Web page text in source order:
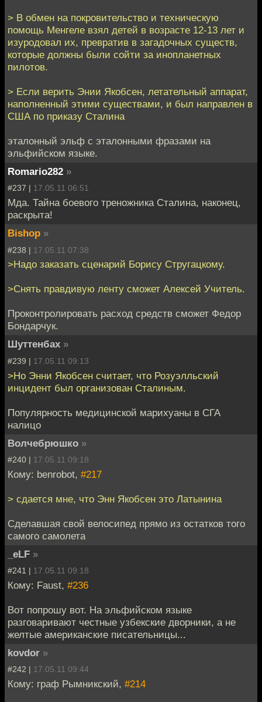
> В обмен на покровительство и техническую
помощь Менгеле взял детей в возрасте 12-13 лет и
изуродовал их, превратив в загадочных существ,
которые должны были сойти за инопланетных
пилотов.
> Если верить Энии Якобсен, летательный аппарат,
наполненный этими существами, и был направлен в
США по приказу Сталина
эталонный эльф с эталонными фразами на
эльфийском языке.
Romario282 »
#237 | 17.05.11 06:51
Мда. Тайна боевого треножника Сталина, наконец,
раскрыта!
Bishop »
#238 | 17.05.11 07:38
>Надо заказать сценарий Борису Стругацкому.
>Снять правдивую ленту сможет Алексей Учитель.
Проконтролировать расход средств сможет Федор
Бондарчук.
Шуттенбах »
#239 | 17.05.11 09:13
>Но Энни Якобсен считает, что Розуэлльский
инцидент был организован Сталиным.
Популярность медицинской марихуаны в СГА
налицо
Волчебрюшко »
#240 | 17.05.11 09:18
Кому: benrobot, #217
> сдается мне, что Энн Якобсен это Латынина
Сделавшая свой велосипед прямо из остатков того
самого самолета
_eLF »
#241 | 17.05.11 09:18
Кому: Faust, #236
Вот попрошу вот. На эльфийском языке
разговаривают честные узбекские дворники, а не
желтые американские писательницы...
kovdor »
#242 | 17.05.11 09:44
Кому: граф Рымникский, #214